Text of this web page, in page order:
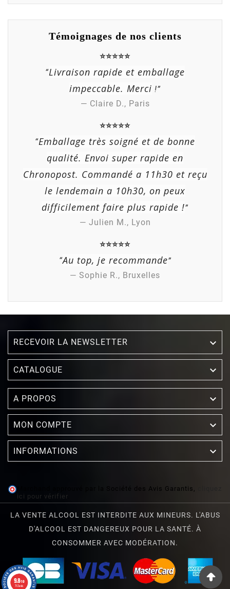
(2 avis)
Témoignages de nos clients
⭐⭐⭐⭐⭐
“Livraison rapide et emballage
impeccable. Merci !”
— Claire D., Paris
⭐⭐⭐⭐⭐
“Emballage très soigné et de bonne
qualité. Envoi super rapide en
Chronopost. Commandé a 11h30 et reçu
le lendemain a 10h30, on peux
difficilement faire plus rapide !”
— Julien M., Lyon
⭐⭐⭐⭐⭐
“Au top, je recommande”
— Sophie R., Bruxelles
RECEVOIR LA NEWSLETTER 
CATALOGUE 
A PROPOS 
MON COMPTE 
INFORMATIONS 
Marchand approuvé par la Société des Avis Garantis,
ici pour vérifier
LA VENTE ALCOOL EST INTERDITE AUX MINEURS. L'ABUS
D'ALCOOL EST DANGEREUX POUR LA SANTÉ. À
CONSOMMER AVEC MODÉRATION.
9.8/10
712 avis